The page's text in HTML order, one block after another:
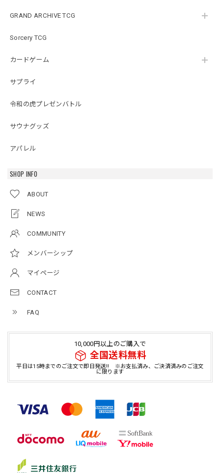
GRAND ARCHIVE TCG
Sorcery TCG
カードゲーム
サプライ
令和の虎プレゼンバトル
サウナグッズ
アパレル
SHOP INFO
ABOUT
NEWS
COMMUNITY
メンバーシップ
マイページ
CONTACT
FAQ
10,000円以上のご購入で
全国送料無料
平日は15時までのご注文で即日発送!! ※お支払済み、ご決済済みのご注文
に限ります